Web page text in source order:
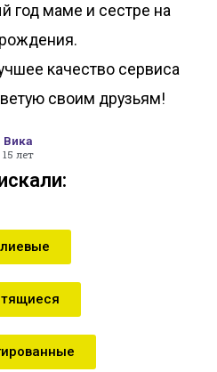
год маме и сестре на
качество сервиса
своим друзьям!
Вика
15 лет